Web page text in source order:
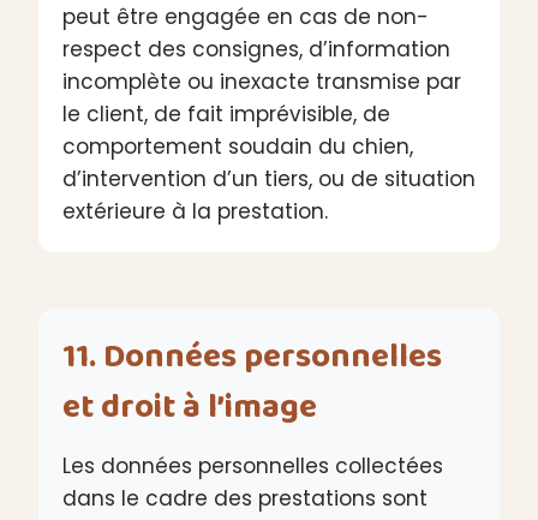
peut être engagée en cas de non-
respect des consignes, d’information
incomplète ou inexacte transmise par
le client, de fait imprévisible, de
comportement soudain du chien,
d’intervention d’un tiers, ou de situation
extérieure à la prestation.
11. Données personnelles
et droit à l’image
Les données personnelles collectées
dans le cadre des prestations sont